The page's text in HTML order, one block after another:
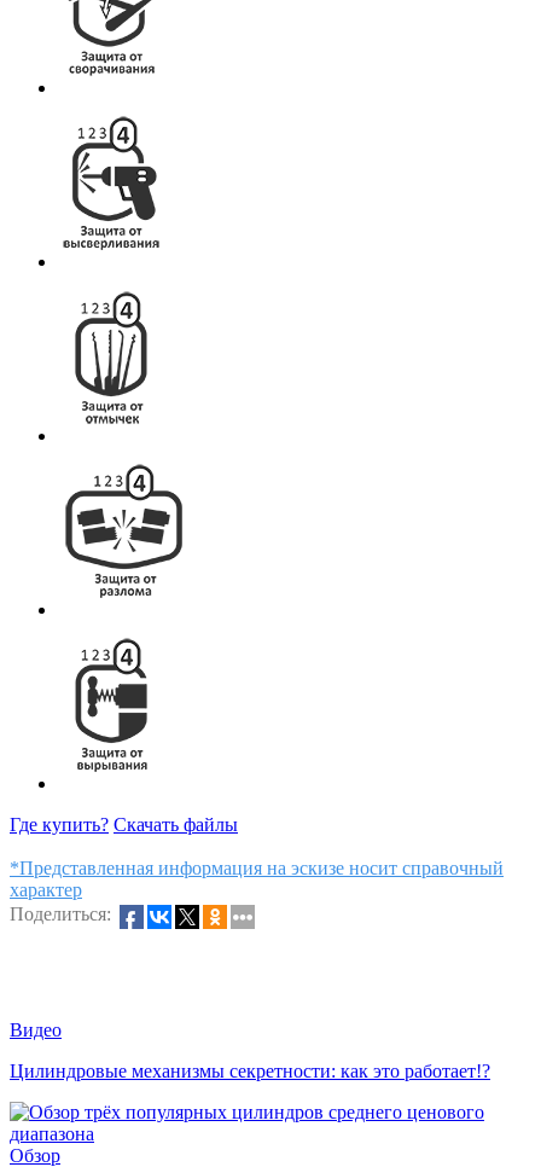
Где купить? Скачать файлы
*Представленная информация на эскизе носит справочный
характер
Поделиться:
Видео
Цилиндровые механизмы секретности: как это работает!?
Обзор